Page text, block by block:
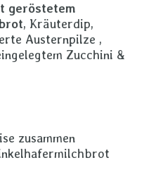
geröstetem
, Kräuterdip,
Austernpilze ,
Zucchini &
zusammen